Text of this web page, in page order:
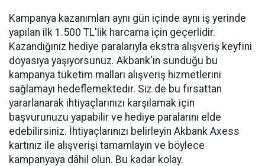
Kampanya kazanımları aynı gün içinde aynı iş yerinde
yapılan ilk 1.500 TL'lik harcama için geçerlidir.
Kazandığınız hediye paralarıyla ekstra alışveriş keyfini
doyasıya yaşıyorsunuz. Akbank'ın sunduğu bu
kampanya tüketim malları alışveriş hizmetlerini
sağlamayı hedeflemektedir. Siz de bu fırsattan
yararlanarak ihtiyaçlarınızı karşılamak için
başvurunuzu yapabilir ve hediye paralarını elde
edebilirsiniz. İhtiyaçlarınızı belirleyin Akbank Axess
kartınız ile alışverişi tamamlayın ve böylece
kampanyaya dâhil olun. Bu kadar kolay.